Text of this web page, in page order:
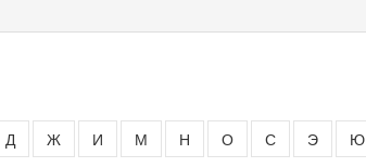
Д Ж И М Н О С Э Ю